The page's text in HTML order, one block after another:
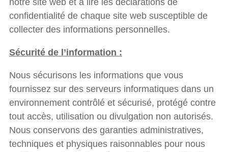
notre site web et à lire les déclarations de
confidentialité de chaque site web susceptible de
collecter des informations personnelles.
Sécurité de l’information :
Nous sécurisons les informations que vous
fournissez sur des serveurs informatiques dans un
environnement contrôlé et sécurisé, protégé contre
tout accès, utilisation ou divulgation non autorisés.
Nous conservons des garanties administratives,
techniques et physiques raisonnables pour nous